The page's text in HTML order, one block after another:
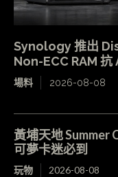
Synology 推出
Non-ECC RAM 抗
場料 2026-08-08
黃埔天地
可夢卡迷必到
玩物 2026-08-08